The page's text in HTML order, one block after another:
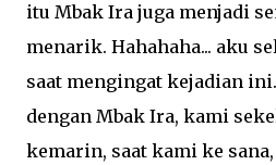
itu Mbak Ira juga menjadi
menarik. Hahahaha... aku
saat mengingat kejadian
dengan Mbak Ira, kami
kemarin, saat kami ke